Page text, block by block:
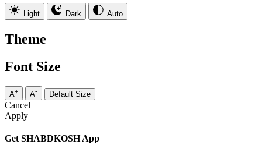
Light Dark Auto
Theme
Font Size
A+ A- Default Size
Cancel
Apply
Get SHABDKOSH App